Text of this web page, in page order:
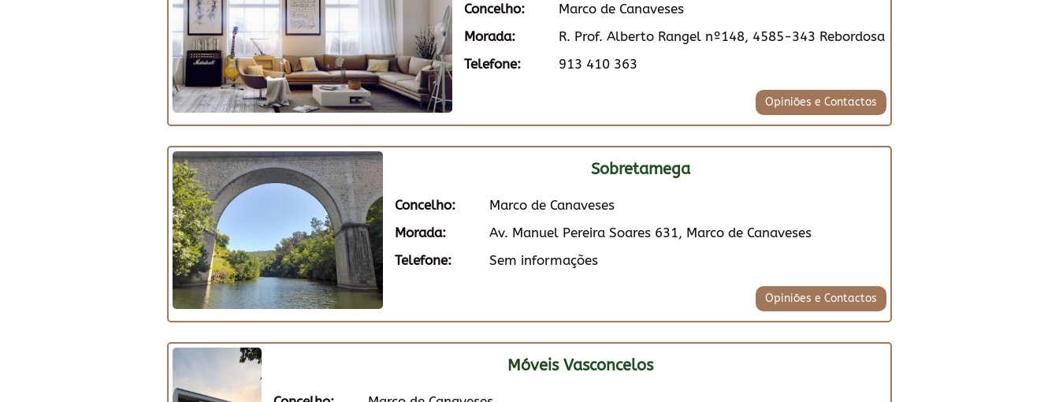
Concelho:
Marco de Canaveses
Morada:
R. Prof. Alberto Rangel nº148, 4585-343 Rebordosa
Telefone:
913 410 363
Opiniões e Contactos
Sobretamega
Concelho:
Marco de Canaveses
Morada:
Av. Manuel Pereira Soares 631, Marco de Canaveses
Telefone:
Sem informações
Opiniões e Contactos
Móveis Vasconcelos